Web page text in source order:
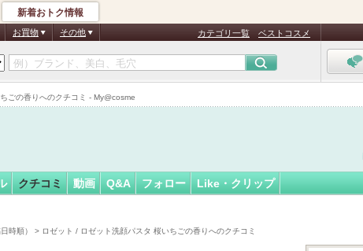
ごの香りへのクチコミ - My@cosme
新着おトク情報
お買物 その他 カテゴリ一覧 ベストコスメ
んさん
認
証
クチコミ 動画 Q&A フォロー Like・クリップ
時順） > ロゼット / ロゼット洗顔パスタ 桜いちごの香りへのクチコミ